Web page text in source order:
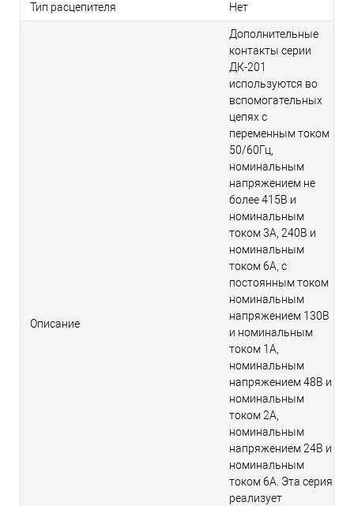
Тип расцепителя Нет
Описание
Дополнительные
контакты серии
ДК-201
используются во
вспомогательных
цепях с
переменным током
50/60Гц,
номинальным
напряжением не
более 415В и
номинальным
током 3A, 240В и
номинальным
током 6A, с
постоянным током
номинальным
напряжением 130В
и номинальным
током 1А,
номинальным
напряжением 48В и
номинальным
током 2А,
номинальным
напряжением 24В и
номинальным
током 6А. Эта серия
реализует